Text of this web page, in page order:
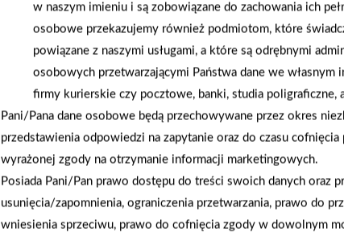
w naszym imieniu i są zobowiązane do zachowania ich
osobowe przekazujemy również podmiotom, które
powiązane z naszymi usługami, a które są odrębnymi
osobowych przetwarzającymi Państwa dane we własnym
firmy kurierskie czy pocztowe, banki, studia poligraficzne,
Pani/Pana dane osobowe będą przechowywane przez okres
przedstawienia odpowiedzi na zapytanie oraz do czasu cofnięcia
wyrażonej zgody na otrzymanie informacji marketingowych.
Posiada Pani/Pan prawo dostępu do treści swoich danych oraz
usunięcia/zapomnienia, ograniczenia przetwarzania, prawo do
wniesienia sprzeciwu, prawo do cofnięcia zgody w dowolnym